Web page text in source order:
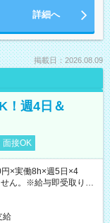
詳細へ
掲載日：2026.08.09
！週4日＆
面接OK
×実働8h×週5日×4
ん。※給与即受取りサ
給